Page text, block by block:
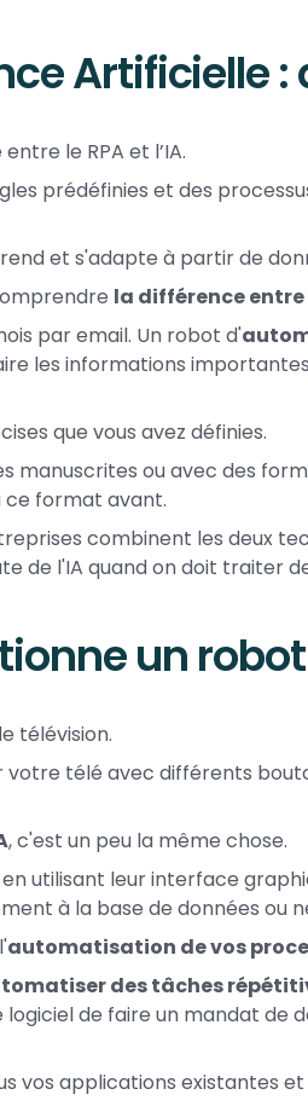
Artificielle
le RPA et l’IA.
prédéfinies et des
et s'adapte à partir de
la différence entre
par email. Un robot d'
les informations
que vous avez définies.
manuscrites ou avec des
ce format avant.
combinent les deux
de l'IA quand on doit traiter
un
télévision.
télé avec différents
, c'est un peu la même chose.
utilisant leur interface
à la base de données ou
automatisation de vos
des tâches
de faire un mandat de
vos applications existantes